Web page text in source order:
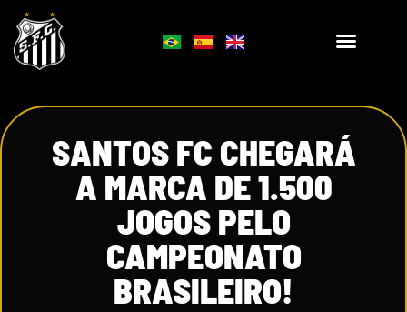
SANTOS FC CHEGARÁ
A MARCA DE 1.500
JOGOS PELO
CAMPEONATO
BRASILEIRO!